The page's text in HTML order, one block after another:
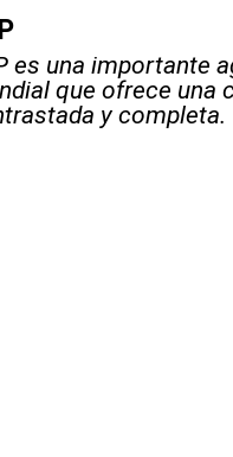
es una importante
que ofrece una
y completa.